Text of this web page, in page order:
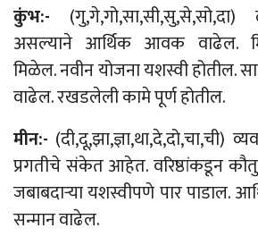
कुंभ:- (गु,गे,गो,सा,सी,सु,से,सो,दा)
असल्याने आर्थिक आवक वाढेल.
मिळेल. नवीन योजना यशस्वी होतील.
वाढेल. रखडलेली कामे पूर्ण होतील.
मीन:- (दी,दू,झा,ज्ञा,था,दे,दो,चा,ची)
प्रगतीचे संकेत आहेत. वरिष्ठांकडून
जबाबदाऱ्या यशस्वीपणे पार पाडाल.
सन्मान वाढेल.